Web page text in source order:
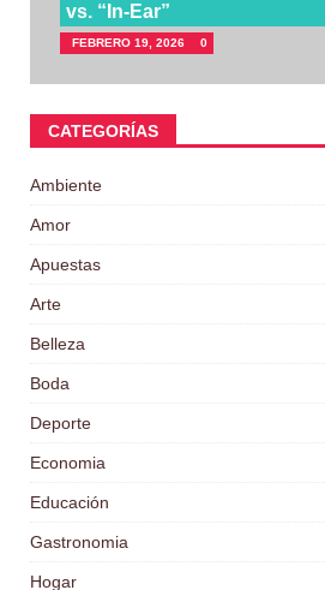
vs. “In-Ear”
FEBRERO 19, 2026 0
CATEGORÍAS
Ambiente
Amor
Apuestas
Arte
Belleza
Boda
Deporte
Economia
Educación
Gastronomia
Hogar